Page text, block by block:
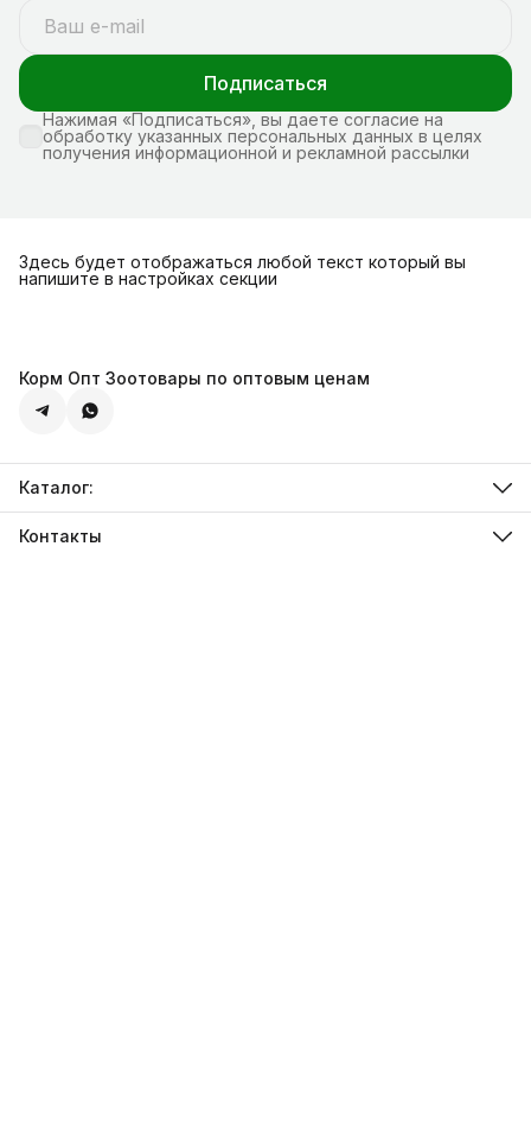
Подписаться
Нажимая «Подписаться», вы даете согласие на
обработку указанных персональных данных в целях
получения информационной и рекламной рассылки
Здесь будет отображаться любой текст который вы
напишите в настройках секции
Корм Опт Зоотовары по оптовым ценам
Каталог:
Ветеринарная диета
Грызунам и Птицам
Контакты